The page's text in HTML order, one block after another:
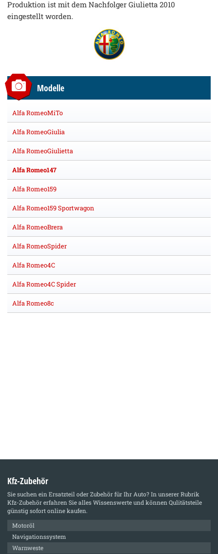
Produktion ist mit dem Nachfolger Giulietta 2010
eingestellt worden.
Modelle
Alfa RomeoMiTo
Alfa RomeoGiulia
Alfa RomeoGiulietta
Alfa Romeo147
Alfa Romeo159
Alfa Romeo159 Sportwagon
Alfa RomeoBrera
Alfa RomeoSpider
Alfa Romeo4C
Alfa Romeo4C Spider
Alfa Romeo8c
Kfz-Zubehör
Sie suchen ein Ersatzteil oder Zubehör für Ihr Auto? In unserer Rubrik
Kfz-Zubehörerfahren Sie alles Wissenswerte und können Qulitätsteile
günstig sofort online kaufen.
Motoröl
Navigationssystem
Warnweste